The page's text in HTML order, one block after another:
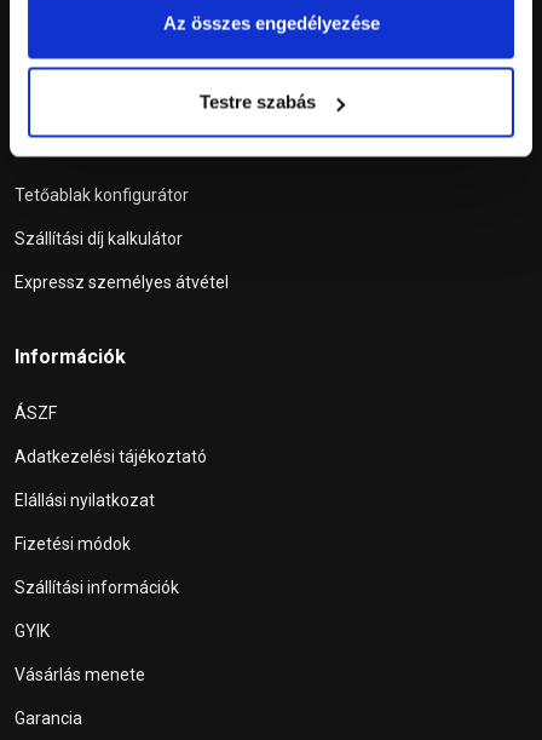
Az összes engedélyezése
Testre szabás
Szolgáltatások
Tetőablak konfigurátor
Szállítási díj kalkulátor
Expressz személyes átvétel
Információk
ÁSZF
Adatkezelési tájékoztató
Elállási nyilatkozat
Fizetési módok
Szállítási információk
GYIK
Vásárlás menete
Garancia